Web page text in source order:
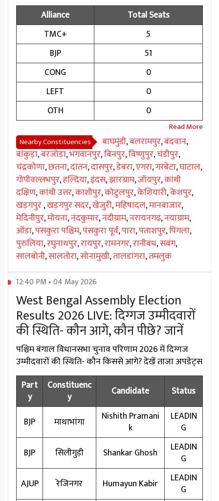
Alliance
Total Seats
TMC+
5
BJP
51
CONG
0
LEFT
0
OTH
0
Nearby Constituencies बाघमुंडी,बलरामपुर,बंदवान,
बांकुड़ा,बरजोड़ा,भगवानपुर,बिनपुर,विष्णुपुर,चंडीपुर,
चंद्रकोणा,छतना,दांतन,दासपुर,डेबरा,एगरा,गरबेटा,घाटाल,
गोपीवल्लभपुर,हल्दिया,इंदस,झारग्राम,जॉयपुर,कांथी
दक्षिण,कांथी उत्तर,काशीपुर,कोटुलपुर,केशियारी,केशपुर,
खड़गपुर,खड़गपुर सदर,खेजुरी,महिषादल,मानबाजार,
मेदिनीपुर,मोयना,नंदकुमार,नंदीग्राम,नरायनगढ़,नयाग्राम,
ओंडा,पंसकुरा पश्चिम,पंसकुरा पूर्व,पारा,पताशपुर,पिंगला,
पुरुलिया,रघुनाथपुर,रायपुर,रामनगर,रानीबंध,सबंग,
सालबोनी,सालतोरा,सोनामुखी,तालडांगरा,तमलुक
12:40 PM • 04 May 2026
West Bengal Assembly Election
Results 2026 LIVE: दिग्गज उम्मीदवारों
की स्थिति- कौन आगे, कौन पीछे? जानें
पश्चिम बंगाल विधानसभा चुनाव परिणाम 2026 में दिग्गज
उम्मीदवारों की स्थिति- कौन किससे आगे? देखें ताजा अपडेट्स
Part
y
Constituenc
y
Candidate Status
BJP माथाभांगा
Nishith Pramani
k
LEADIN
G
BJP
सिलीगुड़ी Shankar Ghosh
LEADIN
G
AJUP
रेजिनगर Humayun Kabir
LEADIN
G